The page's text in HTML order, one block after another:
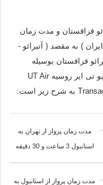
قزاقستان و مدت زمان
) به مقصد ( آتیرائو -
قزاقستان بوسیله
ترکیش ایرلاین ترکیه Turkish Airlines + ایرلاین یو تی ایر روسیه UT Air
مدت زمان پرواز از تهران به
استانبول 3 ساعت و 30 دقیقه
مدت زمان پرواز از استانبول به